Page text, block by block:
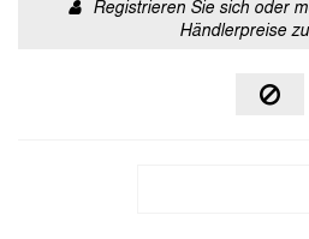
Registrieren Sie sich oder
Händlerpreise